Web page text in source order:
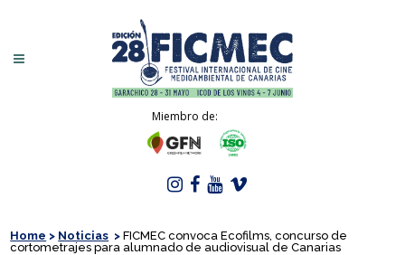
Miembro de:
Home > Noticias >FICMEC convoca Ecofilms, concurso de
cortometrajes para alumnado de audiovisual de Canarias